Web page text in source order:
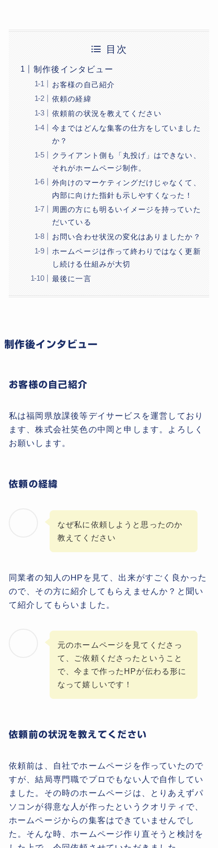
目次
制作後インタビュー
お客様の自己紹介
依頼の経緯
依頼前の状況を教えてください
今まではどんな集客の仕方をしていました
か？
クライアント側も「丸投げ」はできない、
それがホームページ制作。
外向けのマーケティングだけじゃなくて、
内部に向けた指針も示しやすくなった！
周囲の方にも明るいイメージを持っていた
だいている
お問い合わせ状況の変化はありましたか？
ホームページは作って終わりではなく更新
し続ける仕組みが大切
最後に一言
制作後インタビュー
お客様の自己紹介
私は福岡県放課後等デイサービスを運営しており
ます、株式会社笑色の中岡と申します。よろしく
お願いします。
依頼の経緯
なぜ私に依頼しようと思ったのか
教えてください
同業者の知人のHPを見て、出来がすごく良かった
ので、その方に紹介してもらえませんか？と聞い
て紹介してもらいました。
元のホームページを見てくださっ
て、ご依頼くださったということ
で、今まで作ったHPが伝わる形に
なって嬉しいです！
依頼前の状況を教えてください
依頼前は、自社でホームページを作っていたので
すが、結局専門職でプロでもない人で自作してい
ました。その時のホームページは、とりあえずパ
ソコンが得意な人が作ったというクオリティで、
ホームページからの集客はできていませんでし
た。そんな時、ホームページ作り直そうと検討を